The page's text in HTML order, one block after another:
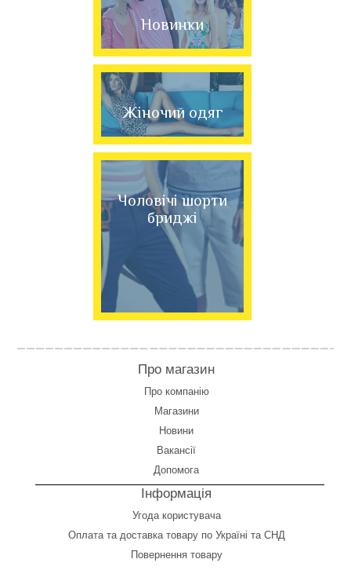
Новинки
Жіночий одяг
Чоловічі шорти
бриджі
Про магазин
Про компанію
Магазини
Новини
Вакансії
Допомога
Інформація
Угода користувача
Оплата та доставка товару по Україні та СНД
Повернення товару